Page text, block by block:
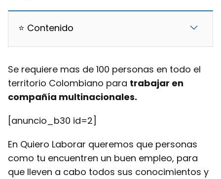
⭐ Contenido
Se requiere mas de 100 personas en todo el
territorio Colombiano para trabajar en
compañía multinacionales.
[anuncio_b30 id=2]
En Quiero Laborar queremos que personas
como tu encuentren un buen empleo, para
que lleven a cabo todos sus conocimientos y